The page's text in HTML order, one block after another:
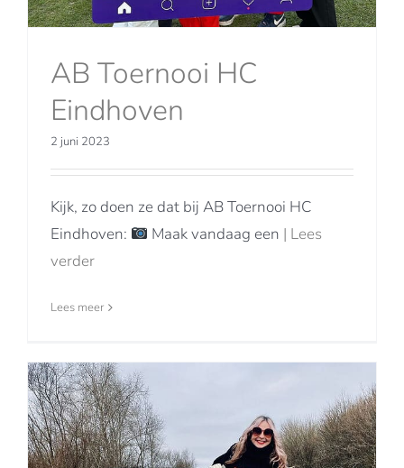
AB Toernooi HC
Eindhoven
2 juni 2023
Kijk, zo doen ze dat bij AB Toernooi HC
Eindhoven:
Maak vandaag een | Lees
verder
Lees meer